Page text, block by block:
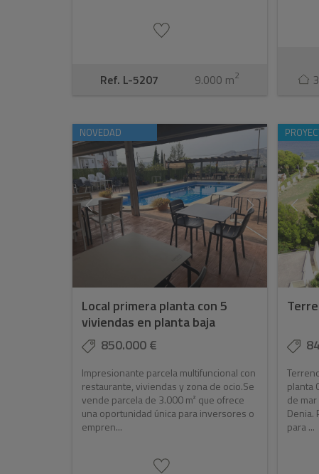
Ref. L-5207 9.000 m2
NOVEDAD
Local primera planta con 5
viviendas en planta baja
850.000 €
Impresionante parcela multifuncional con
restaurante, viviendas y zona de ocio.Se
vende parcela de 3.000 m² que ofrece
una oportunidad única para inversores o
empren...
planta
de
Denia.
para ...